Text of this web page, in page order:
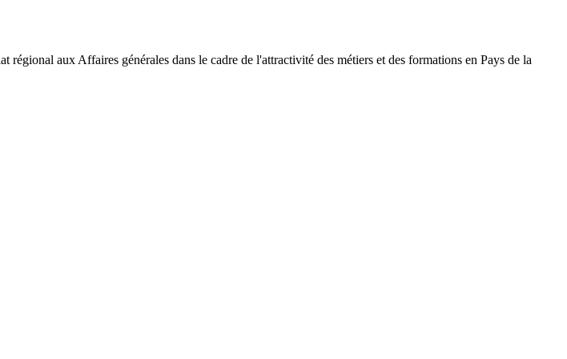
aux Affaires générales dans le cadre de l'attractivité des métiers et des formations en Pays de la